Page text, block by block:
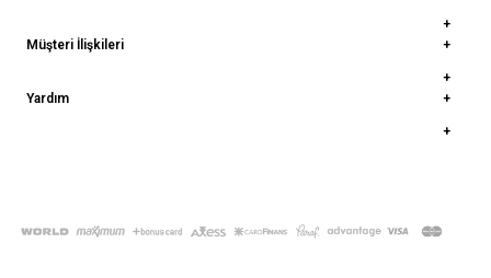
Müşteri İlişkileri
Yardım